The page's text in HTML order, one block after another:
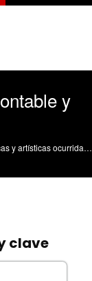
y
Divulgación de las actividades científicas, tecnológicas y artísticas ocurridas en los tres campus de la UPV